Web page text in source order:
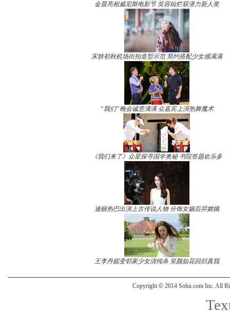
金晨亮相威尼斯电影节 笑容灿烂获潜力新人奖
宋轶初秋机场街拍造型示范 简约搭配少女感满满
“我们”晚会诚意满满 众嘉宾上演热舞魔术
《我们来了》众星探寻国学奥秘 书院答题欢乐多
迪丽热巴出演上古传说人物 分饰女娲后羿嫦娥
王李丹妮变邻家少女清纯杀 笑颜如花回归真我
Copyright © 2014 Sohu.com Inc. All